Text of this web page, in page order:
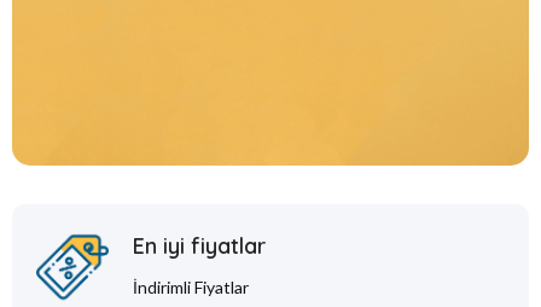
En iyi fiyatlar
İndirimli Fiyatlar